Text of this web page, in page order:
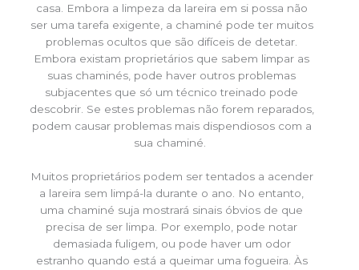
casa. Embora a limpeza da lareira em si possa não
ser uma tarefa exigente, a chaminé pode ter muitos
problemas ocultos que são difíceis de detetar.
Embora existam proprietários que sabem limpar as
suas chaminés, pode haver outros problemas
subjacentes que só um técnico treinado pode
descobrir. Se estes problemas não forem reparados,
podem causar problemas mais dispendiosos com a
sua chaminé.
Muitos proprietários podem ser tentados a acender
a lareira sem limpá-la durante o ano. No entanto,
uma chaminé suja mostrará sinais óbvios de que
precisa de ser limpa. Por exemplo, pode notar
demasiada fuligem, ou pode haver um odor
estranho quando está a queimar uma fogueira. Às